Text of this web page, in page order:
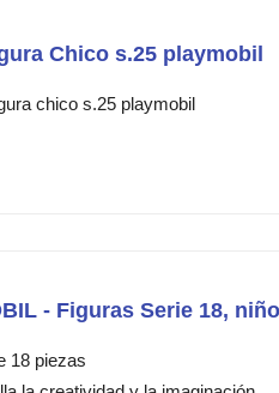
Chico s.25 playmobil
chico s.25 playmobil
- Figuras Serie 18,
18 piezas